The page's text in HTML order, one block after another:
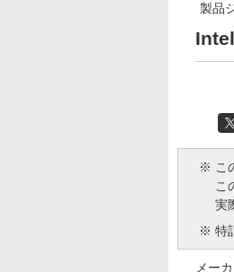
製品
※ こ
こ
実
※ 特
メー